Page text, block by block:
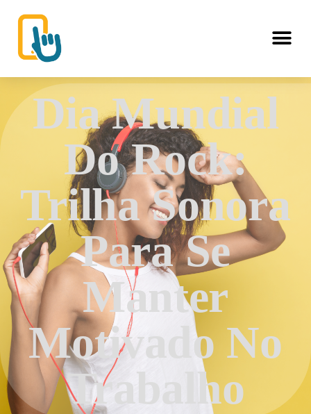
Dia Mundial
Do Rock:
Trilha Sonora
Para Se
Manter
Motivado No
Trabalho